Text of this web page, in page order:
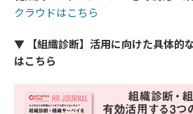
クラウドはこちら
▼ 【組織診断】活用に向けた具体的
はこちら